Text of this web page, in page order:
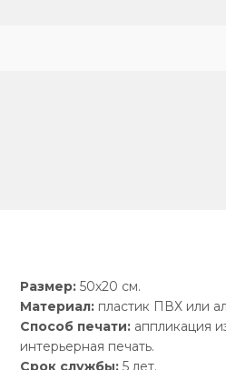
Размер:50х20 см.
Материал:пластик ПВХ или
Способ печати: аппликация
интерьерная печать.
Срок службы:5 лет.